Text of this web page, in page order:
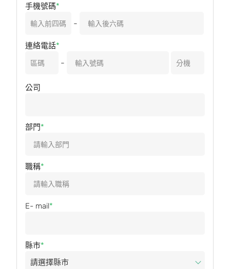
手機號碼
-
連絡電話
-
公司
部門
職稱
E- mail
縣市